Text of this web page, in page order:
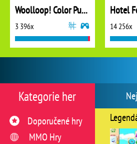
Kategorie her
Doporučené hry
MMO Hry
Woolloop! Color Puzzle
3 396x
Hotel
14 256x